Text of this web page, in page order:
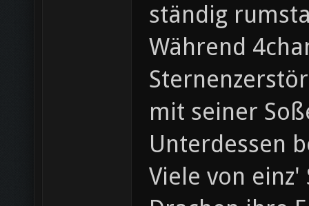
ständig
Während
mit seiner
Unterdessen
Viele von